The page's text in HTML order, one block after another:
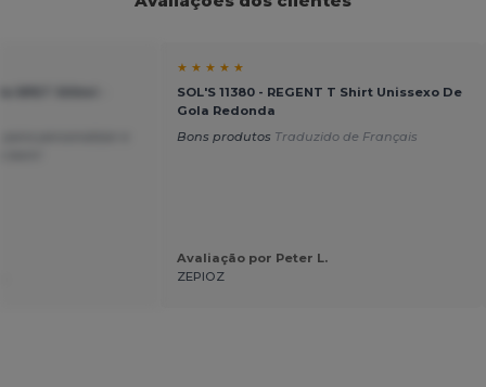
★ ★ ★ ★ ★
SOL'S 11380 - REGENT T Shirt Unissexo De
Gola Redonda
Bons produtos Traduzido de Français
Avaliação por Peter L.
ZEPIOZ